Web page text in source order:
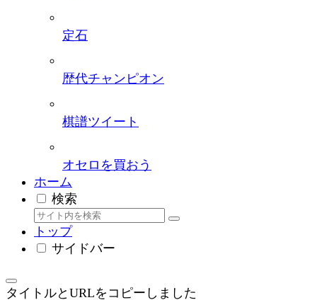
定石
歴代チャンピオン
棋譜ツイート
オセロを買おう
ホーム
検索
トップ
サイドバー
タイトルとURLをコピーしました